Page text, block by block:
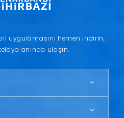
uygulamasını hemen indirin,
anında ulaşın.